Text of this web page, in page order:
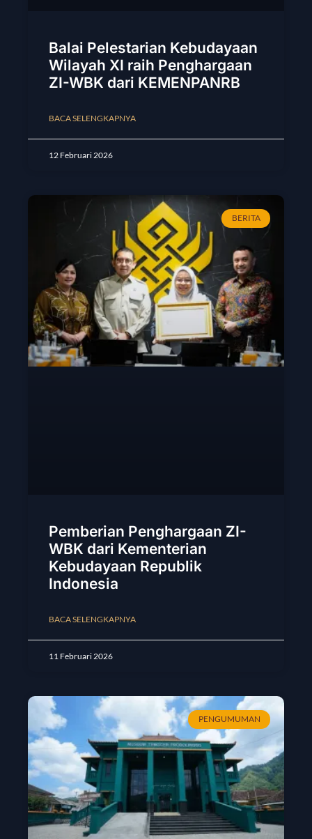
Balai Pelestarian Kebudayaan
Wilayah XI raih Penghargaan
ZI-WBK dari KEMENPANRB
BACA SELENGKAPNYA
12 Februari 2026
BERITA
Pemberian Penghargaan ZI-
WBK dari Kementerian
Kebudayaan Republik
Indonesia
BACA SELENGKAPNYA
11 Februari 2026
PENGUMUMAN